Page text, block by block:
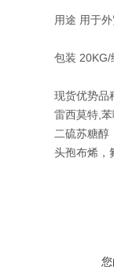
用途 用于
包装 20KG/
现货优势品
雷西莫特,
二硫苏糖醇
头孢布烯，
您